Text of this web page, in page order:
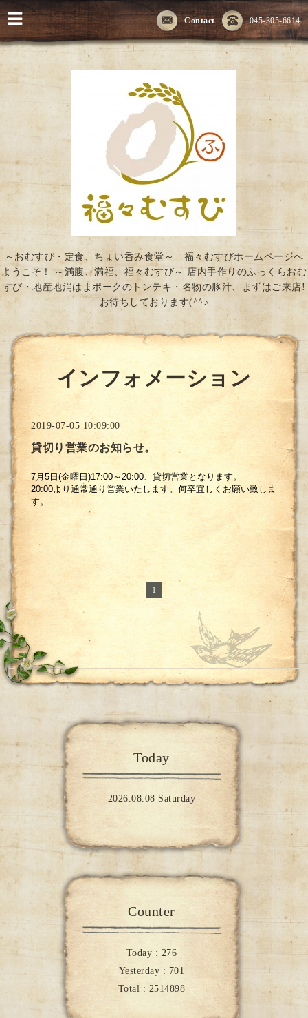
045-305-6614
Contact
～おむすび・定食、ちょい呑み食堂～ 福々むすびホームページへ
ようこそ！ ～満腹、満福、福々むすび～ 店内手作りのふっくらおむ
すび・地産地消はまポークのトンテキ・名物の豚汁、まずはご来店!
お待ちしております(^^♪
インフォメーション
2019-07-05 10:09:00
貸切り営業のお知らせ。
7月5日(金曜日)17:00～20:00、貸切営業となります。
20:00より通常通り営業いたします。何卒宜しくお願い致しま
す。
1
Today
2026.08.08 Saturday
Counter
Today : 276
Yesterday : 701
Total : 2514898